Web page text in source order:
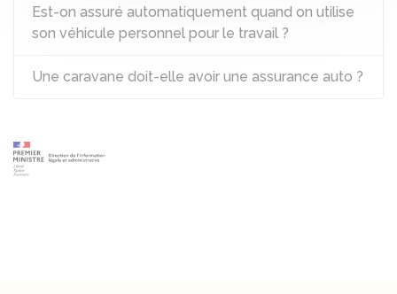
Est-on assuré automatiquement quand on utilise
son véhicule personnel pour le travail ?
Une caravane doit-elle avoir une assurance auto ?